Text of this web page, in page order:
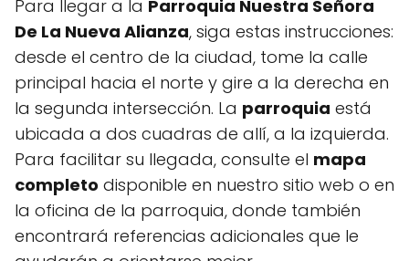
Para llegar a la Parroquia Nuestra Señora
De La Nueva Alianza, siga estas instrucciones:
desde el centro de la ciudad, tome la calle
principal hacia el norte y gire a la derecha en
la segunda intersección. La parroquia está
ubicada a dos cuadras de allí, a la izquierda.
Para facilitar su llegada, consulte el mapa
completo disponible en nuestro sitio web o en
la oficina de la parroquia, donde también
encontrará referencias adicionales que le